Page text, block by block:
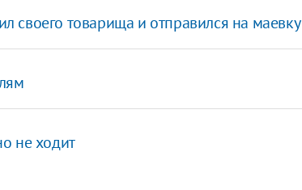
своего товарища и отправился на маевку
не ходит